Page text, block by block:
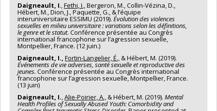
Daigneault, I.,Fethi, I.,Bergeron, M., Collin-Vézina, D.,
Hébert, M., Dion, J., Paquette, G., & l’équipe
interuniversitaire ESSIMU (2019). Évolution des violences
sexuelles en milieu universitaire : variations selon les définitions,
le genre et le statut. Conférence présentée au Congrès
international francophone sur l’agression sexuelle,
Montpellier, France. (12 juin.)
Daigneault, I., Fortin-Langelier, É.,& Hébert, M. (2019).
Événements de vie adverses, santé sexuelle et reproductive des
jeunes. Conférence présentée au Congrès international
francophone sur l’agression sexuelle, Montpellier, France.
(13 juin)
Daigneault, I.,Alie-Poirier, A.,& Hébert, M. (2019). Mental
Health Profiles of Sexually Abused Youth: Comorbidity and